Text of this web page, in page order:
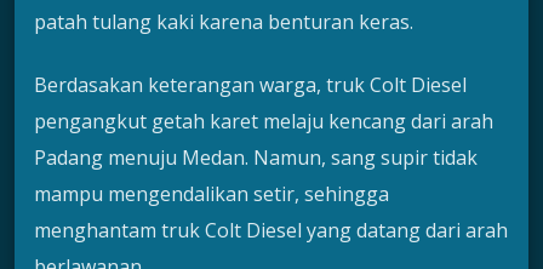
patah tulang kaki karena benturan keras.
Berdasakan keterangan warga, truk Colt Diesel
pengangkut getah karet melaju kencang dari arah
Padang menuju Medan. Namun, sang supir tidak
mampu mengendalikan setir, sehingga
menghantam truk Colt Diesel yang datang dari arah